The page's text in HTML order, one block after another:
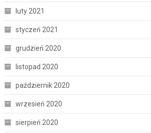
luty 2021
styczeń 2021
grudzień 2020
listopad 2020
październik 2020
wrzesień 2020
sierpień 2020